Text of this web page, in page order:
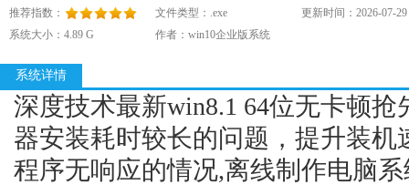
推荐指数： 文件类型：.exe
更新时间：2026-07-29
系统大小：4.89 G
作者：win10企业版系统
系统详情
深度技术最新win8.1 64位无卡顿抢
器安装耗时较长的问题，提升装
程序无响应的情况,离线制作电脑